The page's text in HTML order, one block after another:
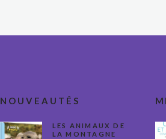
NOUVEAUTÉS
LES ANIMAUX DE
LA MONTAGNE